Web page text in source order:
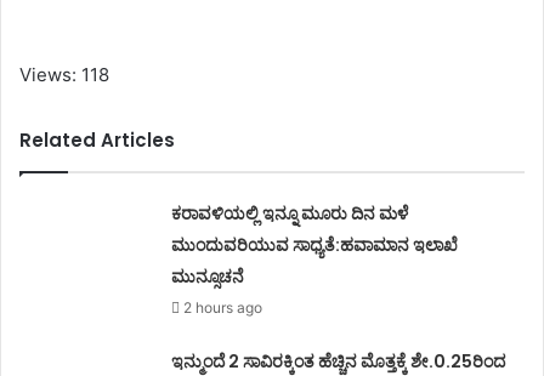
Views: 118
Related Articles
ಕರಾವಳಿಯಲ್ಲಿ ಇನ್ನೂ ಮೂರು ದಿನ ಮಳೆ
ಮುಂದುವರಿಯುವ ಸಾಧ್ಯತೆ:ಹವಾಮಾನ ಇಲಾಖೆ
ಮುನ್ಸೂಚನೆ
2 hours ago
ಇನ್ಮುಂದೆ 2 ಸಾವಿರಕ್ಕಿಂತ ಹೆಚ್ಚಿನ ಮೊತ್ತಕ್ಕೆ ಶೇ.0.25ರಿಂದ